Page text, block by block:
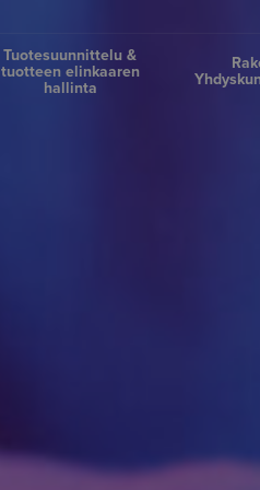
Tuotesuunnittelu &
tuotteen elinkaaren
hallinta